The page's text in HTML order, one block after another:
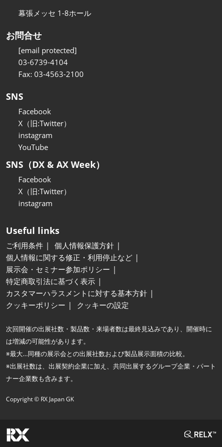
幕張メッセ 1-8ホール
お問合せ
[email protected]
03-6739-4104
Fax: 03-4563-2100
SNS
Facebook
X（旧:Twitter）
instagram
YouTube
SNS（DX & AX Week）
Facebook
X（旧:Twitter）
instagram
Useful links
ご利用条件
個人情報保護方針
個人情報に関する修正・利用停止など
展示会・セミナー参加ポリシー
特定商取引法に基づく表示
カスタマーハラスメントに対する基本方針
クッキーポリシー
クッキーの設定
次回開催の出展社数・製品数・来場者数は最終見込みであり、開催時に
は増減の可能性があります。
※最大…同種の展示会との出展社数および製品展示面積の比較。
※出展社数は、出展契約企業に加え、共同出展するグループ企業・パート
ナー企業数も含みます。
Copyright © RX Japan GK